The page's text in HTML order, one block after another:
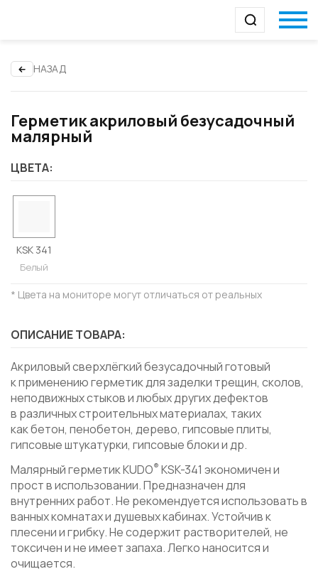
НАЗАД
Герметик акриловый безусадочный
малярный
ЦВЕТА:
KSK 341
Белый
* Цвета на мониторе могут отличаться от реальных
ОПИСАНИЕ ТОВАРА:
Акриловый сверхлёгкий безусадочный готовый
к применению герметик для заделки трещин, сколов,
неподвижных стыков и любых других дефектов
в различных строительных материалах, таких
как бетон, пенобетон, дерево, гипсовые плиты,
гипсовые штукатурки, гипсовые блоки и др.
Малярный герметик KUDO® KSK-341 экономичен и
прост в использовании. Предназначен для
внутренних работ. Не рекомендуется использовать в
ванных комнатах и душевых кабинах. Устойчив к
плесени и грибку. Не содержит растворителей, не
токсичен и не имеет запаха. Легко наносится и
очищается.